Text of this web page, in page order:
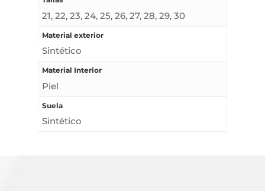
21, 22, 23, 24, 25, 26, 27, 28, 29, 30
Material exterior
Sintético
Material Interior
Piel
Suela
Sintético